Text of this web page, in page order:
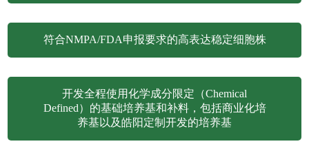
符合NMPA/FDA申报要求的高表达稳定细胞株
开发全程使用化学成分限定（Chemical
Defined）的基础培养基和补料，包括商业化培
养基以及皓阳定制开发的培养基